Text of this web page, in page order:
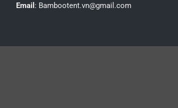
Email : Bambootent.vn@gmail.com